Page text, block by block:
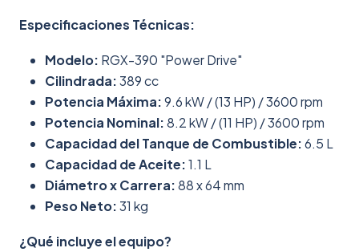
Especificaciones Técnicas:
Modelo: RGX-390 "Power Drive"
Cilindrada:389 cc
Potencia Máxima:9.6 kW / (13 HP) / 3600 rpm
Potencia Nominal:8.2 kW / (11 HP) / 3600 rpm
Capacidad del Tanque de Combustible:6.5 L
Capacidad de Aceite:1.1 L
Diámetro x Carrera:88 x 64 mm
Peso Neto:31 kg
¿Qué incluye el equipo?